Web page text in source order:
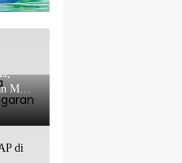
MK
di